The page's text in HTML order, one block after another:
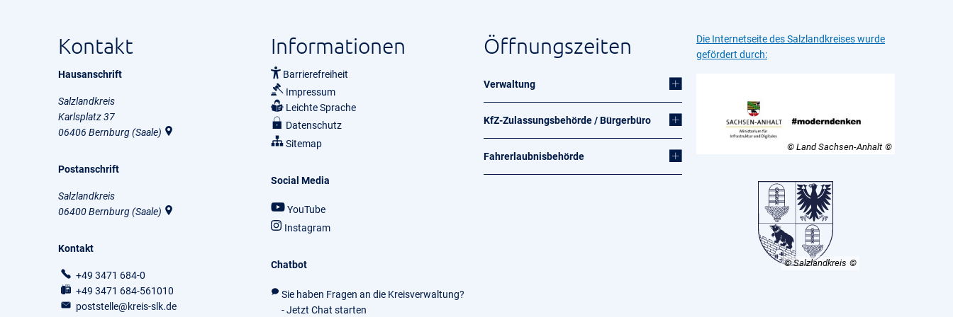
Kontakt
Hausanschrift
Salzlandkreis
Karlsplatz 37
06406 Bernburg (Saale)
Postanschrift
Salzlandkreis
06400Bernburg (Saale)
Kontakt
+49 3471 684-0
+49 3471 684-561010
poststelle@kreis-slk.de
Informationen
Barrierefreiheit
Impressum
Leichte Sprache
Datenschutz
Sitemap
Social Media
YouTube
Instagram
Chatbot
Sie haben Fragen an die Kreisverwaltung?
- Jetzt Chat starten
Öffnungszeiten
Verwaltung
KfZ-Zulassungsbehörde / Bürgerbüro
Fahrerlaubnisbehörde
Die Internetseite des Salzlandkreises wurde
gefördert durch:
© Land Sachsen-Anhalt
© Salzlandkreis